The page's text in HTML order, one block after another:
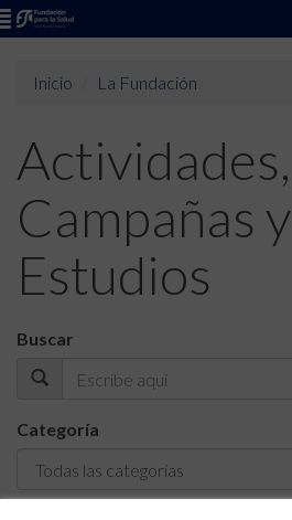
Inicio La Fundación
Actividades,
Campañas y
Estudios
Buscar
Categoría